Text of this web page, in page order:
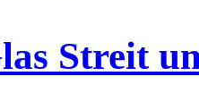
Streit